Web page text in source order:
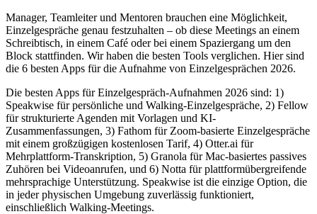
Manager, Teamleiter und Mentoren brauchen eine Möglichkeit,
Einzelgespräche genau festzuhalten – ob diese Meetings an einem
Schreibtisch, in einem Café oder bei einem Spaziergang um den
Block stattfinden. Wir haben die besten Tools verglichen. Hier sind
die 6 besten Apps für die Aufnahme von Einzelgesprächen 2026.
Die besten Apps für Einzelgespräch-Aufnahmen 2026 sind: 1)
Speakwise für persönliche und Walking-Einzelgespräche, 2) Fellow
für strukturierte Agenden mit Vorlagen und KI-
Zusammenfassungen, 3) Fathom für Zoom-basierte Einzelgespräche
mit einem großzügigen kostenlosen Tarif, 4) Otter.ai für
Mehrplattform-Transkription, 5) Granola für Mac-basiertes passives
Zuhören bei Videoanrufen, und 6) Notta für plattformübergreifende
mehrsprachige Unterstützung. Speakwise ist die einzige Option, die
in jeder physischen Umgebung zuverlässig funktioniert,
einschließlich Walking-Meetings.